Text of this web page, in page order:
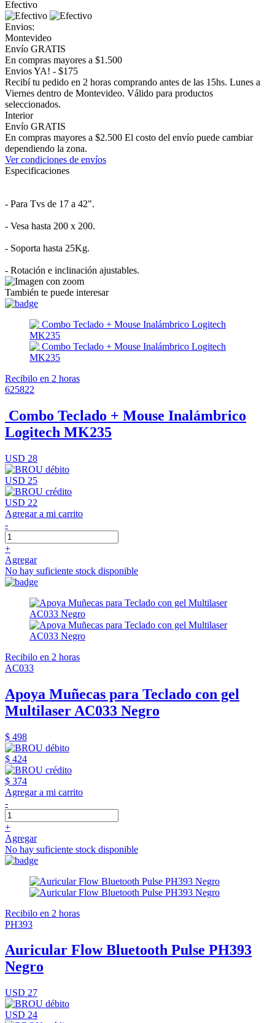
Efectivo
Envios:
Montevideo
Envío GRATIS
En compras mayores a $1.500
Envios YA! - $175
Recibí tu pedido en 2 horas comprando antes de las 15hs. Lunes a
Viernes dentro de Montevideo. Válido para productos
seleccionados.
Interior
Envío GRATIS
En compras mayores a $2.500 El costo del envío puede cambiar
dependiendo la zona.
Ver condiciones de envíos
Especificaciones
- Para Tvs de 17 a 42".
- Vesa hasta 200 x 200.
- Soporta hasta 25Kg.
- Rotación e inclinación ajustables.
También te puede interesar
Recibilo en 2 horas
625822
Combo Teclado + Mouse Inalámbrico
Logitech MK235
USD 28
USD 25
USD 22
Agregar a mi carrito
-
+
Agregar
No hay suficiente stock disponible
Recibilo en 2 horas
AC033
Apoya Muñecas para Teclado con gel
Multilaser AC033 Negro
$ 498
$ 424
$ 374
Agregar a mi carrito
-
+
Agregar
No hay suficiente stock disponible
Recibilo en 2 horas
PH393
Auricular Flow Bluetooth Pulse PH393
Negro
USD 27
USD 24